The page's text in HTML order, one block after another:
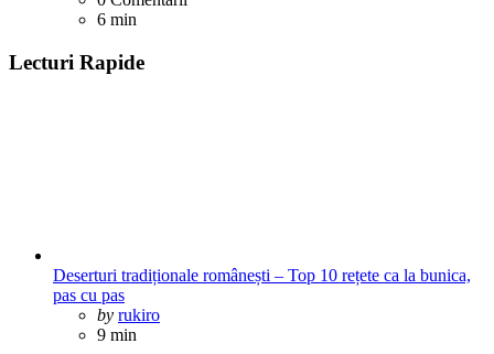
6 min
Lecturi Rapide
Deserturi tradiționale românești – Top 10 rețete ca la bunica,
pas cu pas
Posted
by rukiro
9 min